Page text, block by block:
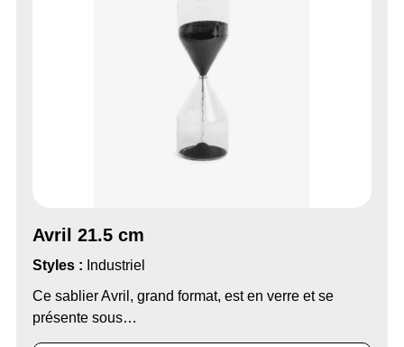
Avril 21.5 cm
Styles : Industriel
Ce sablier Avril, grand format, est en verre et se
présente sous…